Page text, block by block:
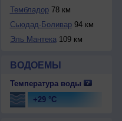
Тембладор78 км
Сьюдад-Боливар94 км
Эль Мантека109 км
ВОДОЕМЫ
Температура воды
+29 °C